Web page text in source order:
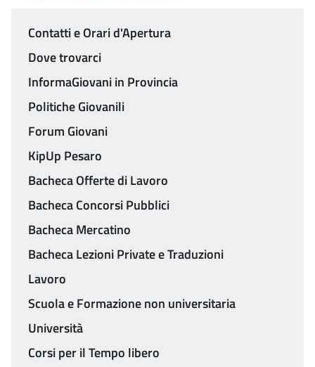
Menu
Contatti e Orari d'Apertura
Dove trovarci
InformaGiovani in Provincia
Politiche Giovanili
Forum Giovani
KipUp Pesaro
Bacheca Offerte di Lavoro
Bacheca Concorsi Pubblici
Bacheca Mercatino
Bacheca Lezioni Private e Traduzioni
Lavoro
Scuola e Formazione non universitaria
Università
Corsi per il Tempo libero